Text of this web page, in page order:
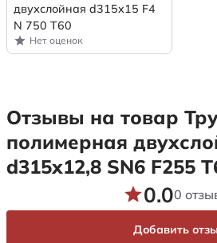
двухслойная d315x15 F4
N 750 Т60
Нет оценок
Отзывы на товар
полимерная
d315х12,8 SN6 F255
0.00
Добавить